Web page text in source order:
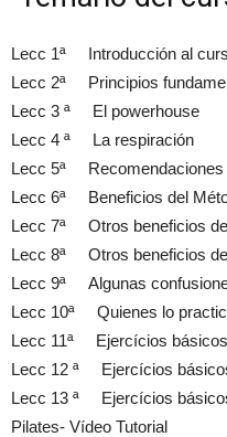
Lecc 1ª Introducción al
Lecc 2ª Principios
Lecc 3 ª El powerhouse
Lecc 4 ª La respiración
Lecc 5ª Recomendaciones
Lecc 6ª Beneficios del
Lecc 7ª Otros beneficios
Lecc 8ª Otros beneficios
Lecc 9ª Algunas
Lecc 10ª Quienes lo
Lecc 11ª Ejercícios básicos
Lecc 12 ª Ejercícios
Lecc 13 ª Ejercícios
Pilates- Vídeo Tutorial